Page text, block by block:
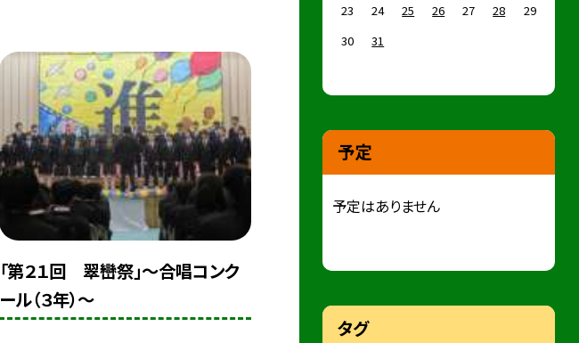
「第２１回 翠巒祭」〜合唱コンク
ール（３年）〜
23
24 25 26 27 28
29
30
31
予定
予定はありません
タグ